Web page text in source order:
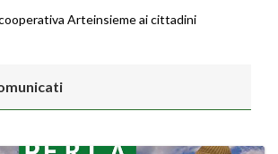
Arteinsieme ai cittadini